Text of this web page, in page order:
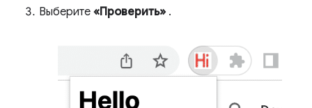
Выберите «Проверить» .